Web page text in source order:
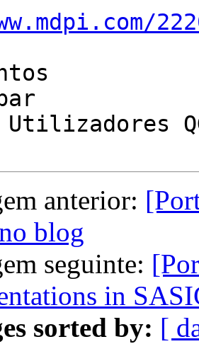
Utilizadores
anterior:
blog
seguinte:
in
sorted by: [